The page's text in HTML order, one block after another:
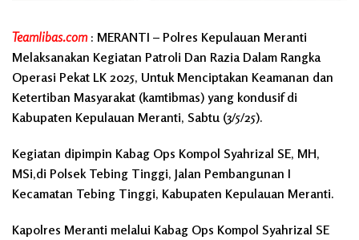
Teamlibas.com : MERANTI – Polres Kepulauan Meranti
Melaksanakan Kegiatan Patroli Dan Razia Dalam Rangka
Operasi Pekat LK 2025, Untuk Menciptakan Keamanan dan
Ketertiban Masyarakat (kamtibmas) yang kondusif di
Kabupaten Kepulauan Meranti, Sabtu (3/5/25).
Kegiatan dipimpin Kabag Ops Kompol Syahrizal SE, MH,
MSi,di Polsek Tebing Tinggi, Jalan Pembangunan I
Kecamatan Tebing Tinggi, Kabupaten Kepulauan Meranti.
Kapolres Meranti melalui Kabag Ops Kompol Syahrizal SE